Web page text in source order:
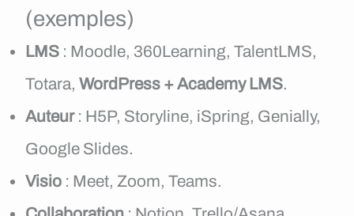
(exemples)
LMS : Moodle, 360Learning, TalentLMS,
Totara, WordPress + Academy LMS.
Auteur: H5P, Storyline, iSpring, Genially,
Google Slides.
Visio : Meet, Zoom, Teams.